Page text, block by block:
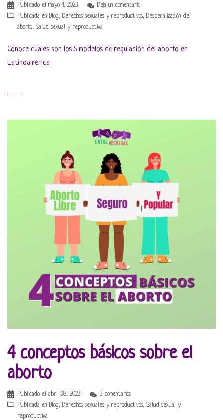
Publicado el mayo 4, 2023
Deja un comentario
Publicada en Blog, Derechos sexuales y reproductivos, Despenalización del
aborto, Salud sexual y reproductiva
Conoce cuales son los 5 modelos de regulación del aborto en
Latinoamérica
4 conceptos básicos sobre el
aborto
Publicado el abril 28, 2023
3 comentarios
Publicada en Blog, Derechos sexuales y reproductivos, Salud sexual y
reproductiva